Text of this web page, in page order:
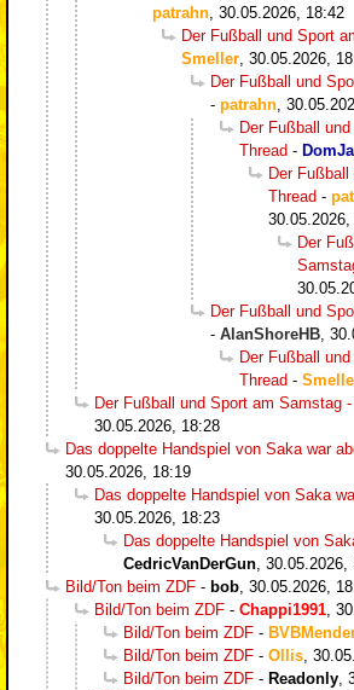
patrahn 30.05.2026, 18:42
Der Fußball und Sport
Smeller 30.05.2026,
Der Fußball und
- patrahn
Der Fußball
Thread -
Der
Thread -
Der
Der Fußball und
- AlanShoreHB
Der Fußball
Thread -
Der Fußball und Sport am Samstag -
30.05.2026, 18:28
Das doppelte Handspiel von Saka war
30.05.2026, 18:19
Das doppelte Handspiel von Saka
30.05.2026, 18:23
Das doppelte Handspiel von
CedricVanDerGun 30.05.2026,
Bild/Ton beim ZDF - bob 30.05.2026,
Bild/Ton beim ZDF - Chappi1991
Bild/Ton beim ZDF -
Bild/Ton beim ZDF - Ollis
Bild/Ton beim ZDF - Readonly